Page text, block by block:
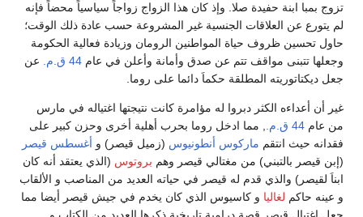
تزوج بمبا ابنة حفيدة صلا. وإذ كان هذا الزواج زواجاً سياسياً محضاً فإنه
لم يتورع عن العلاقات الجنسية غير المشروعة حسب عادة ذلك الوقت؛
حاول تحسين ظروف حياة المواطنين الرومان وزيادة فعالية الحكومة
وجعلها تتبنى مواقف تتم عن صدق وأمانة وأعلن في عام 44 ق.م.
عن
جعل ديكتاتوريته المطلقة حكماَ دائما على روما.
غير أن أعداءه الكثر دبروا له مؤامرة كانت نتيجتها اغتياله في مارس
من عام 44 ق.م.
, مما ادخل روما بحرب أهلية أخرى وحزن كبير على
فقدانه حيث انتقم ماركوس أنطونيوس (زميل قيصر) و أغسطس قيصر
(إبن قيصر بالتبني) من مغتالي قيصر وهم بروتوس (الذي يعتقد أنه كان
ابناَ لقيصر) والذي قدم له قيصر في حياته العديد من المناصب و الألقاب
و عينه حاكم لغاليا و كاسيوس الذي كان يخدم في جيش قيصر أيضا مما